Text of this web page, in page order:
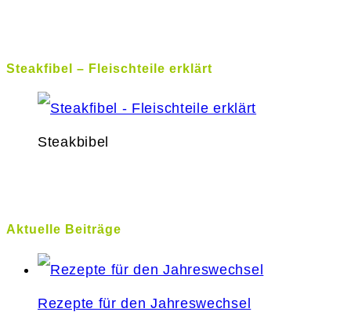
Steakfibel – Fleischteile erklärt
Steakbibel
Aktuelle Beiträge
Rezepte für den Jahreswechsel